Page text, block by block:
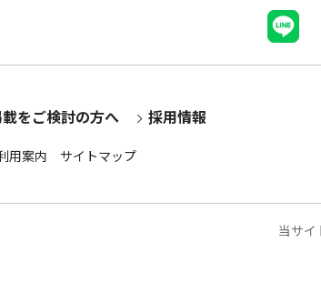
をご検討の方へ 採用情報
用案内 サイトマップ
当サイ